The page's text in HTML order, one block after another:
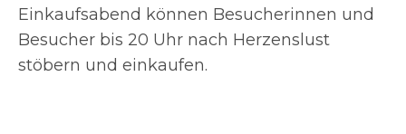
Einkaufsabend können Besucherinnen und
Besucher bis 20 Uhr nach Herzenslust
stöbern und einkaufen.